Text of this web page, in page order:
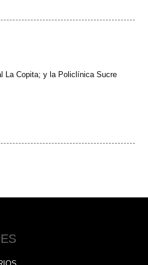
La Copita; y la Policlínica Sucre